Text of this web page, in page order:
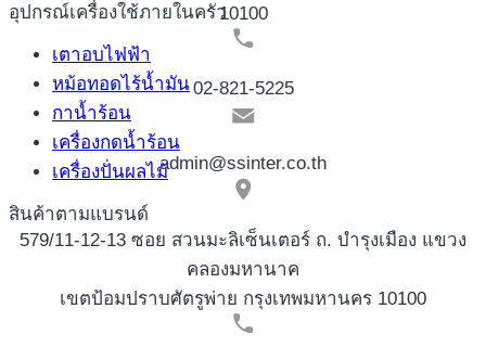
อุปกรณ์เครื่องใช้ภายในครัว
เตาอบไฟฟ้า
หม้อทอดไร้น้ำมัน
กาน้ำร้อน
เครื่องกดน้ำร้อน
เครื่องปั่นผลไม้
สินค้าตามแบรนด์
10100
02-821-5225
admin@ssinter.co.th
579/11-12-13 ซอย สวนมะลิเซ็นเตอร์ ถ. บำรุงเมือง แขวง
คลองมหานาค
เขตป้อมปราบศัตรูพ่าย กรุงเทพมหานคร 10100